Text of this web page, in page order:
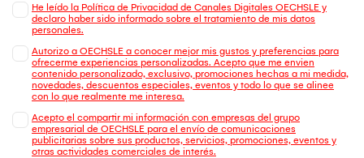
He leído la Política de Privacidad de Canales Digitales OECHSLE y
declaro haber sido informado sobre el tratamiento de mis datos
personales.
Autorizo a OECHSLE a conocer mejor mis gustos y preferencias para
ofrecerme experiencias personalizadas. Acepto que me envien
contenido personalizado, exclusivo, promociones hechas a mi medida,
novedades, descuentos especiales, eventos y todo lo que se alinee
con lo que realmente me interesa.
Acepto el compartir mi información con empresas del grupo
empresarial de OECHSLE para el envío de comunicaciones
publicitarias sobre sus productos, servicios, promociones, eventos y
otras actividades comerciales de interés.